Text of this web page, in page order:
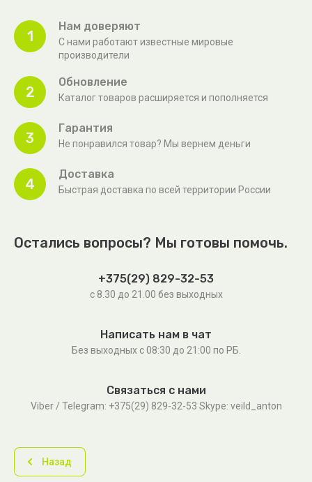
1
Нам доверяют
С нами работают известные мировые
производители
2
Обновление
Каталог товаров расширяется и пополняется
3
Гарантия
Не понравился товар? Мы вернем деньги
4
Доставка
Быстрая доставка по всей территории России
Остались вопросы? Мы готовы помочь.
+375(29) 829-32-53
с 8.30 до 21.00 без выходных
Написать нам в чат
Без выходных c 08:30 до 21:00 по РБ.
Связаться с нами
Viber / Telegram: +375(29) 829-32-53 Skype: veild_anton
Назад